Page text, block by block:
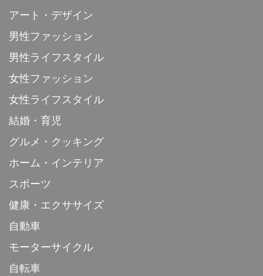
アート・デザイン
男性ファッション
男性ライフスタイル
女性ファッション
女性ライフスタイル
結婚・育児
グルメ・クッキング
ホーム・インテリア
スポーツ
健康・エクササイズ
自動車
モーターサイクル
自転車